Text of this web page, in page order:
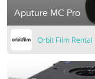
Aputure MC Pro
Orbit Film Rental